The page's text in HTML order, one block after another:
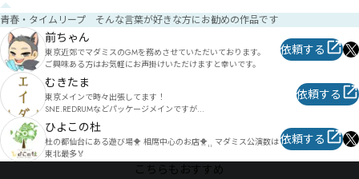
や委託作品の『ラムの村』『カタロニア号の殺人』『Guns and a
lily』ほかグループSNE作品も承ります！
（平日はお受けしておりません、申し訳ございません）
※料金目安
➀会場確保から手配の場合（会場費込み）・・・おおむね2000～
3000円程度
（川崎市内でしたら、公共施設などの利用で、比較的お安くする
ことも可能です）
②会場の確保をご自身でしていただける場合（会場費別）・・・
おおむね1500円～2000円程度
会場費や場所までの交通費などで参加費が変動する場合がありま
す、ご容赦ください
青春・タイムリープ そんな言葉が好きな方にお勧めの作品です
前ちゃん
東京近郊でマダミスのGMを務めさせていただいております。
ご興味ある方はお気軽にお声掛けいただけますと幸いです。
依頼する
むきたま
東京メインで時々出張してます！
SNE.REDRUMなどパッケージメインですが
演出に力を入れています!
代官山にスタジオもあります！
来場いただける方はそちらでの公演予約も可能です！
初心者さんに優しく、わかりやすく丁寧な進行に定評があります！
依頼する
ひよこの杜
杜の都仙台にある遊び場🐥 相席中心のお店🐥⸒⸒ マダミス公演数は
東北最多🏅
依頼する
こちらもおすすめ